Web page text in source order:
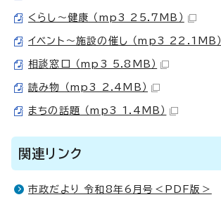
くらし～健康 （mp3 25.7MB）
イベント～施設の催し （mp3 22.1MB）
相談窓口 （mp3 5.8MB）
読み物 （mp3 2.4MB）
まちの話題 （mp3 1.4MB）
関連リンク
市政だより 令和8年6月号＜PDF版＞